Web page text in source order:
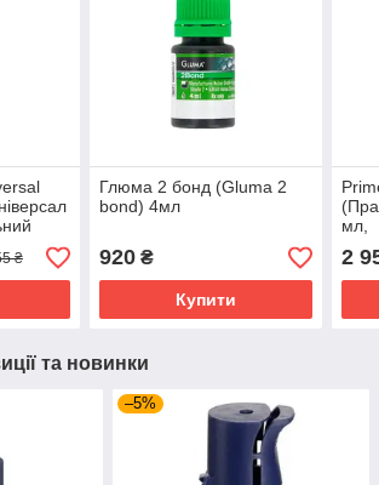
₴
Глюма 2 бонд (Gluma 2
bond) 4мл
920₴
Купити
мл,
2
та новинки
–5%